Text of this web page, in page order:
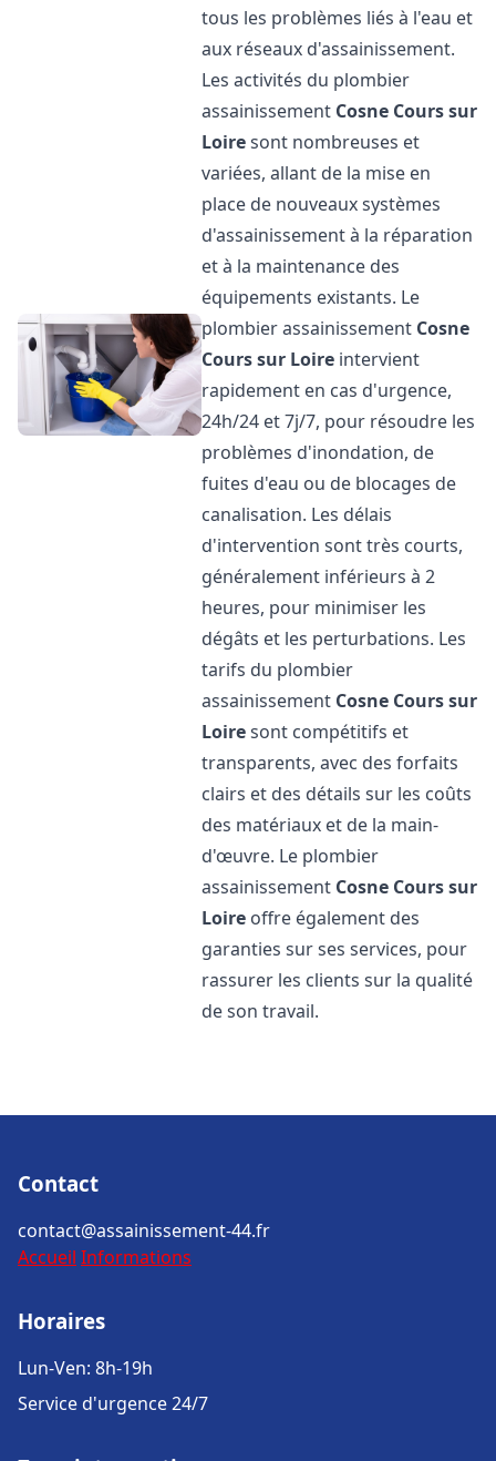
tous les problèmes liés à l'eau et
aux réseaux d'assainissement.
Les activités du plombier
assainissement Cosne Cours sur
Loiresont nombreuses et
variées, allant de la mise en
place de nouveaux systèmes
d'assainissement à la réparation
et à la maintenance des
équipements existants. Le
plombier assainissement Cosne
Cours sur Loire intervient
rapidement en cas d'urgence,
24h/24 et 7j/7, pour résoudre les
problèmes d'inondation, de
fuites d'eau ou de blocages de
canalisation. Les délais
d'intervention sont très courts,
généralement inférieurs à 2
heures, pour minimiser les
dégâts et les perturbations. Les
tarifs du plombier
assainissement Cosne Cours sur
Loiresont compétitifs et
transparents, avec des forfaits
clairs et des détails sur les coûts
des matériaux et de la main-
d'œuvre. Le plombier
assainissement Cosne Cours sur
Loire offre également des
garanties sur ses services, pour
rassurer les clients sur la qualité
de son travail.
Contact
contact@assainissement-44.fr
Accueil Informations
Horaires
Lun-Ven: 8h-19h
Service d'urgence 24/7